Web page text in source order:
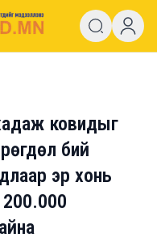
ковидыг
бий
эр хонь